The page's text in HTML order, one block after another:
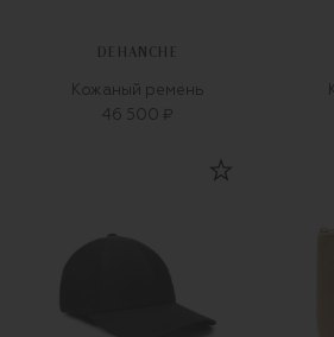
DEHANCHE
Кожаный ремень
46 500 ₽